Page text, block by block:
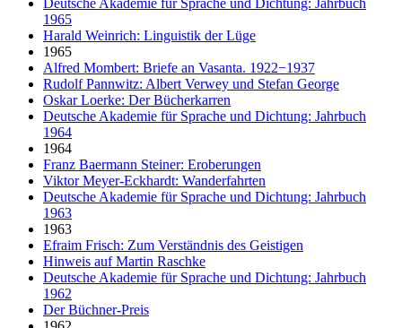
1965
Harald Weinrich: Linguistik der Lüge
1965
Alfred Mombert: Briefe an Vasanta. 1922−1937
Rudolf Pannwitz: Albert Verwey und Stefan George
Oskar Loerke: Der Bücherkarren
Deutsche Akademie für Sprache und Dichtung: Jahrbuch
1964
1964
Franz Baermann Steiner: Eroberungen
Viktor Meyer-Eckhardt: Wanderfahrten
Deutsche Akademie für Sprache und Dichtung: Jahrbuch
1963
1963
Efraim Frisch: Zum Verständnis des Geistigen
Hinweis auf Martin Raschke
Deutsche Akademie für Sprache und Dichtung: Jahrbuch
1962
Der Büchner-Preis